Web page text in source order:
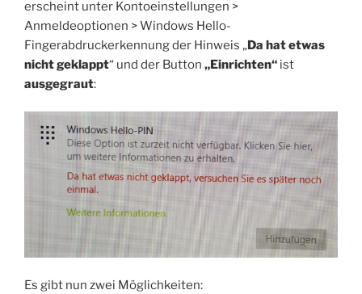
erscheint unter Kontoeinstellungen >
Anmeldeoptionen > Windows Hello-
Fingerabdruckerkennung der Hinweis „Da hat etwas
nicht geklappt“ und der Button „Einrichten“ ist
ausgegraut:
Es gibt nun zwei Möglichkeiten: